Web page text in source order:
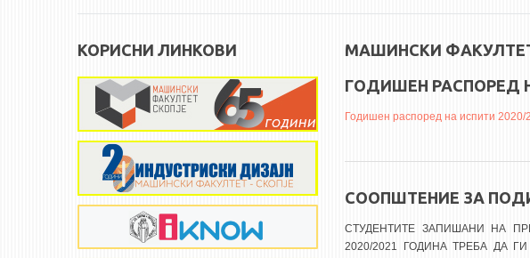
КОРИСНИ ЛИНКОВИ
МАШИНСКИ
ГОДИШЕН РАСПОРЕД
Годишен распоред на испити 2020/
СООПШТЕНИЕ ЗА
СТУДЕНТИТЕ ЗАПИШАНИ НА
2020/2021 ГОДИНА ТРЕБА ДА